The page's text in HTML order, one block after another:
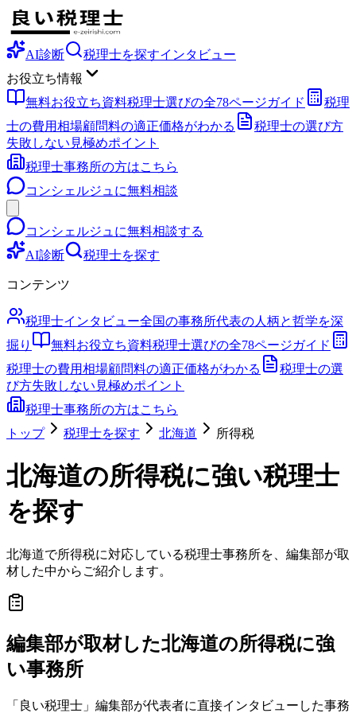
AI診断 税理士を探すインタビュー
お役立ち情報
無料お役立ち資料税理士選びの全78ページガイド
税理
士の費用相場顧問料の適正価格がわかる
税理士の選び方
失敗しない見極めポイント
税理士事務所の方はこちら
コンシェルジュに無料相談
コンシェルジュに無料相談する
AI診断
税理士を探す
コンテンツ
税理士インタビュー全国の事務所代表の人柄と哲学を深
掘り
無料お役立ち資料税理士選びの全78ページガイド
税理士の費用相場顧問料の適正価格がわかる
税理士の選
び方失敗しない見極めポイント
税理士事務所の方はこちら
トップ
税理士を探す 北海道 所得税
北海道の所得税に強い税理士
を探す
北海道で所得税に対応している税理士事務所を、編集部が取
材した中からご紹介します。
編集部が取材した北海道の所得税に強
い事務所
「良い税理士」編集部が代表者に直接インタビューした事務